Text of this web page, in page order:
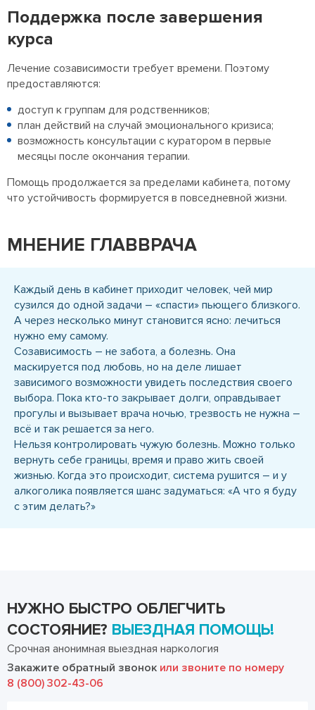
Поддержка после завершения
курса
Лечение созависимости требует времени. Поэтому
предоставляются:
доступ к группам для родственников;
план действий на случай эмоционального кризиса;
возможность консультации с куратором в первые
месяцы после окончания терапии.
Помощь продолжается за пределами кабинета, потому
что устойчивость формируется в повседневной жизни.
МНЕНИЕ ГЛАВВРАЧА
Каждый день в кабинет приходит человек, чей мир
сузился до одной задачи – «спасти» пьющего близкого.
А через несколько минут становится ясно: лечиться
нужно ему самому.
Созависимость – не забота, а болезнь. Она
маскируется под любовь, но на деле лишает
зависимого возможности увидеть последствия своего
выбора. Пока кто-то закрывает долги, оправдывает
прогулы и вызывает врача ночью, трезвость не нужна –
всё и так решается за него.
Нельзя контролировать чужую болезнь. Можно только
вернуть себе границы, время и право жить своей
жизнью. Когда это происходит, система рушится – и у
алкоголика появляется шанс задуматься: «А что я буду
с этим делать?»
НУЖНО БЫСТРО ОБЛЕГЧИТЬ
СОСТОЯНИЕ? ВЫЕЗДНАЯ ПОМОЩЬ!
Срочная анонимная выездная наркология
Закажите обратный звонок или звоните по номеру
8 (800) 302-43-06